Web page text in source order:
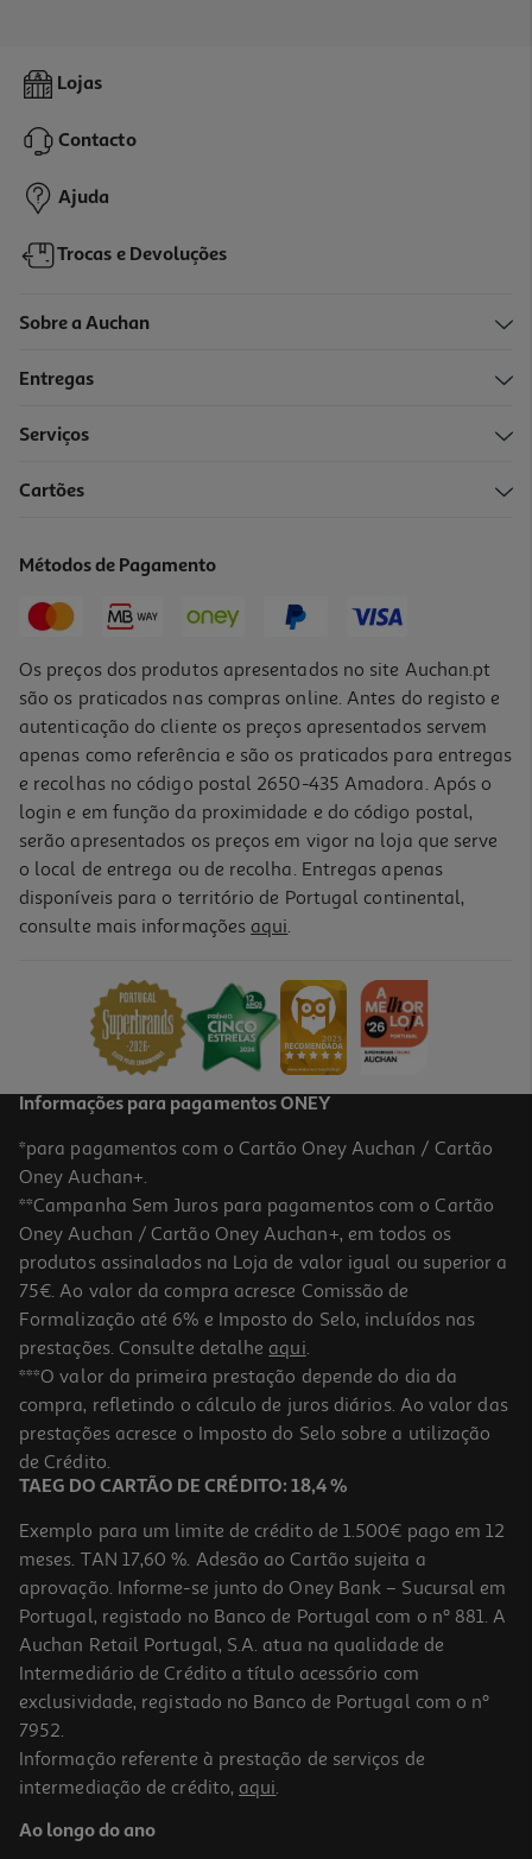
Lojas
Contacto
Ajuda
Trocas e Devoluções
Sobre a Auchan
Entregas
Serviços
Cartões
Métodos de Pagamento
Os preços dos produtos apresentados no site Auchan.pt
são os praticados nas compras online. Antes do registo e
autenticação do cliente os preços apresentados servem
apenas como referência e são os praticados para entregas
e recolhas no código postal 2650-435 Amadora. Após o
login e em função da proximidade e do código postal,
serão apresentados os preços em vigor na loja que serve
o local de entrega ou de recolha. Entregas apenas
disponíveis para o território de Portugal continental,
consulte mais informações aqui.
Informações para pagamentos ONEY
*para pagamentos com o Cartão Oney Auchan / Cartão
Oney Auchan+.
**Campanha Sem Juros para pagamentos com o Cartão
Oney Auchan / Cartão Oney Auchan+, em todos os
produtos assinalados na Loja de valor igual ou superior a
75€. Ao valor da compra acresce Comissão de
Formalização até 6% e Imposto do Selo, incluídos nas
prestações. Consulte detalhe aqui.
***O valor da primeira prestação depende do dia da
compra, refletindo o cálculo de juros diários. Ao valor das
prestações acresce o Imposto do Selo sobre a utilização
de Crédito.
TAEG DO CARTÃO DE CRÉDITO: 18,4 %
Exemplo para um limite de crédito de 1.500€ pago em 12
meses. TAN 17,60 %. Adesão ao Cartão sujeita a
aprovação. Informe-se junto do Oney Bank – Sucursal em
Portugal, registado no Banco de Portugal com o nº 881. A
Auchan Retail Portugal, S.A. atua na qualidade de
Intermediário de Crédito a título acessório com
exclusividade, registado no Banco de Portugal com o nº
7952.
Informação referente à prestação de serviços de
intermediação de crédito, aqui.
Ao longo do ano